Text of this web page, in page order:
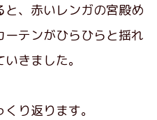
、赤いレンガの宮殿め
テンがひらひらと揺れ
きました。
り返ります。